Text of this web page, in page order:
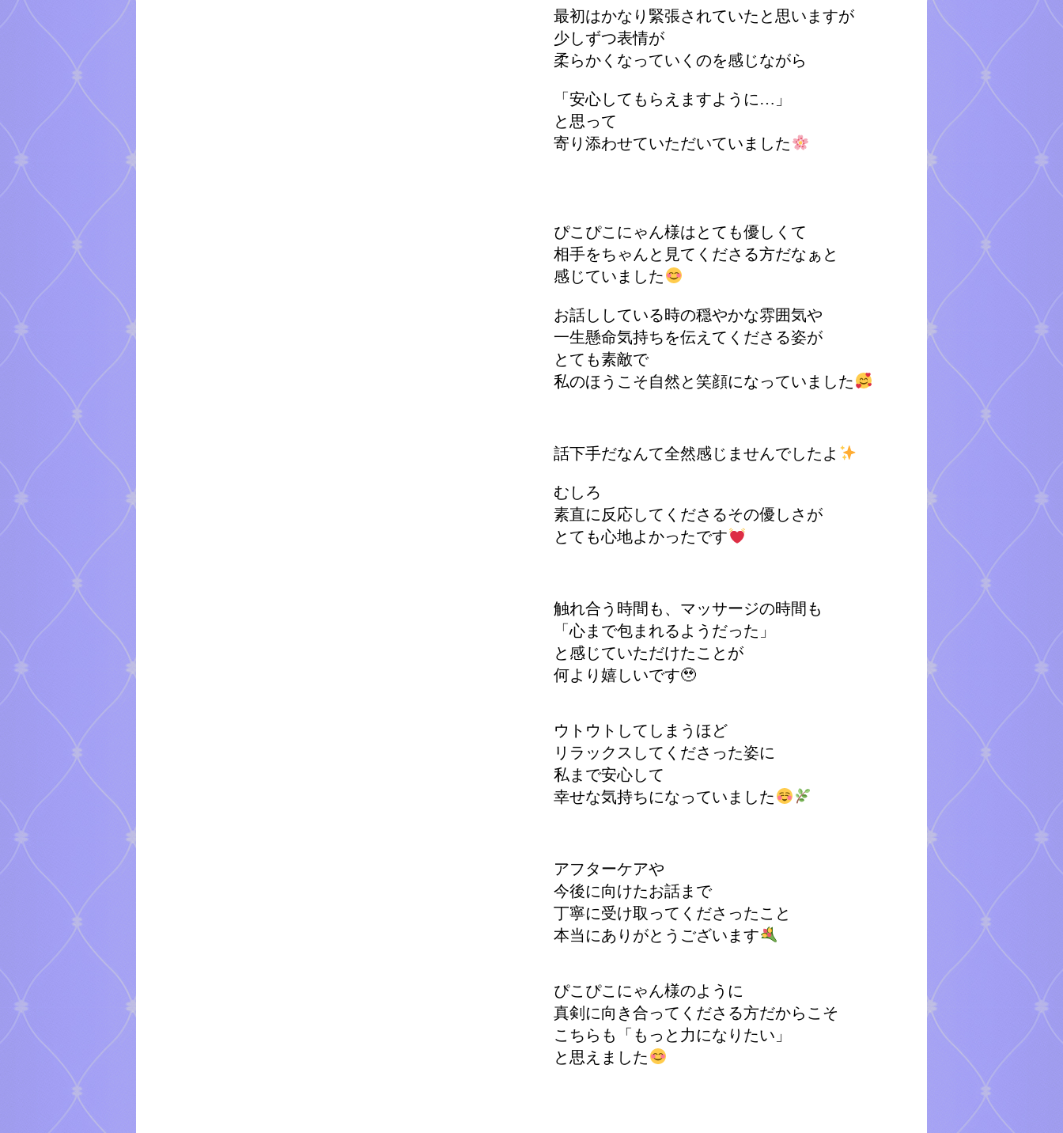
最初はかなり緊張されていたと思いますが
少しずつ表情が
柔らかくなっていくのを感じながら
「安心してもらえますように…」
と思って
寄り添わせていただいていました
ぴこぴこにゃん様はとても優しくて
相手をちゃんと見てくださる方だなぁと
感じていました
お話ししている時の穏やかな雰囲気や
一生懸命気持ちを伝えてくださる姿が
とても素敵で
私のほうこそ自然と笑顔になっていました
話下手だなんて全然感じませんでしたよ
むしろ
素直に反応してくださるその優しさが
とても心地よかったです
触れ合う時間も、マッサージの時間も
「心まで包まれるようだった」
と感じていただけたことが
何より嬉しいです🥹
ウトウトしてしまうほど
リラックスしてくださった姿に
私まで安心して
幸せな気持ちになっていました
アフターケアや
今後に向けたお話まで
丁寧に受け取ってくださったこと
本当にありがとうございます
ぴこぴこにゃん様のように
真剣に向き合ってくださる方だからこそ
こちらも「もっと力になりたい」
と思えました